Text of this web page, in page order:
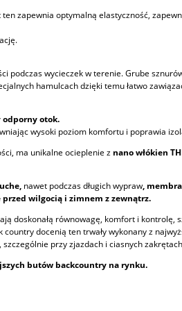
zapewnia optymalną elastyczność,
podczas wycieczek w terenie. Grube
hamulcach dzięki temu łatwo
otok.
wysoki poziom komfortu i poprawia
ma unikalne ocieplenie z nano włókien
nawet podczas długich wypraw,
przed wilgocią i zimnem z zewnątrz.
doskonałą równowagę, komfort i kontrolę,
docenią ten trwały wykonany z
przy zjazdach i ciasnych
butów backcountry na rynku.